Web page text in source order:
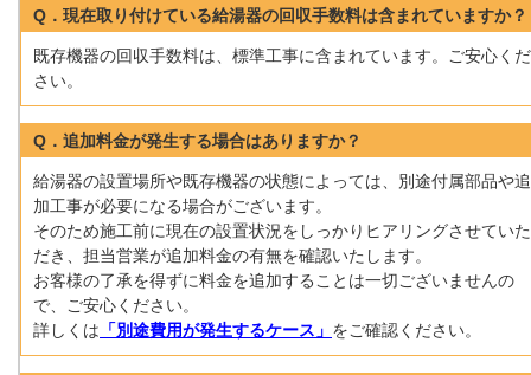
Q．現在取り付けている給湯器の回収手数料は含まれていますか？
既存機器の回収手数料は、標準工事に含まれています。ご安心くだ
さい。
Q．追加料金が発生する場合はありますか？
給湯器の設置場所や既存機器の状態によっては、別途付属部品や追
加工事が必要になる場合がございます。
そのため施工前に現在の設置状況をしっかりヒアリングさせていた
だき、担当営業が追加料金の有無を確認いたします。
お客様の了承を得ずに料金を追加することは一切ございませんの
で、ご安心ください。
詳しくは 「別途費用が発生するケース」 をご確認ください。